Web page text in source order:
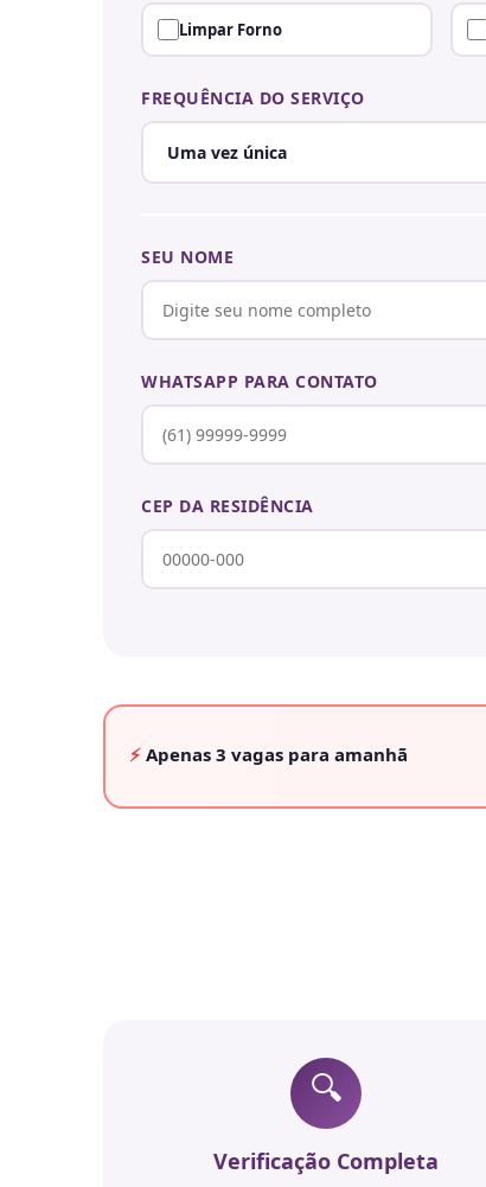
Limpar Forno
FREQUÊNCIA DO SERVIÇO
SEU NOME
WHATSAPP PARA CONTATO
CEP DA RESIDÊNCIA
⚡ Apenas 3 vagas para amanhã
🔍
Verificação Completa